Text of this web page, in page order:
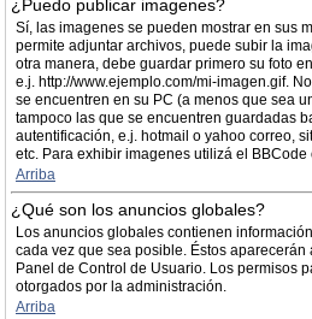
¿Puedo publicar imagenes?
Sí, las imagenes se pueden mostrar en sus
permite adjuntar archivos, puede subir la
otra manera, debe guardar primero su foto
e.j. http://www.ejemplo.com/mi-imagen.gif.
se encuentren en su PC (a menos que sea
tampoco las que se encuentren guardadas
autentificación, e.j. hotmail o yahoo correo,
etc. Para exhibir imagenes utilizá el BBCode
Arriba
¿Qué son los anuncios globales?
Los anuncios globales contienen
cada vez que sea posible. Éstos aparecerán
Panel de Control de Usuario. Los permisos
otorgados por la administración.
Arriba